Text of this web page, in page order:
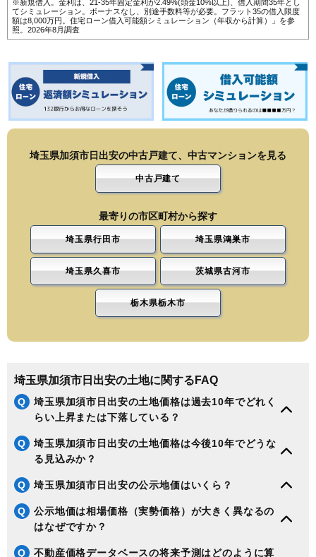
※新規借入。金利は、21-35年固定金利が2.49%(頭金10%以上)、借入期間35年とし
てシミュレーション。ボーナスなし、別途手数料等が必要。フラット35の借入限度
額は8,000万円。 住宅ローン借入可能額シミュレーション（年収から計算）
」を参
照。2026年8月調査
埼玉県加須市日出安の中古戸建て、中古マンションを見る
中古戸建て
最寄りの市区町村から探す
埼玉県行田市 埼玉県鴻巣市
埼玉県久喜市 茨城県古河市
栃木県栃木市
埼玉県加須市日出安の土地に関するFAQ
Q
埼玉県加須市日出安の土地価格は過去10年でどれく
らい上昇または下落している？
Q
埼玉県加須市日出安の土地価格は今後10年でどうな
る見込みか？
Q 埼玉県加須市日出安の公示地価はいくら？
Q
公示地価は相場価格（実勢価格）が大きく異なるの
はなぜですか？
Q 不動産価格データベースの将来予測はどのように算